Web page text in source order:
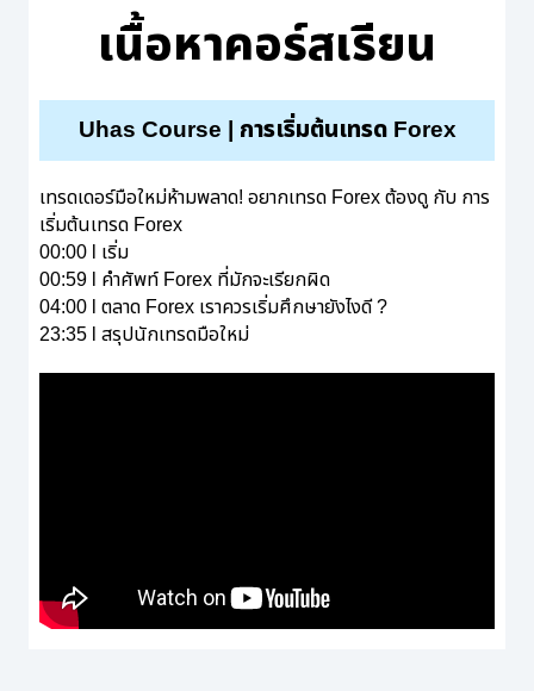
เนื้อหาคอร์สเรียน
Uhas Course | การเริ่มต้นเทรด Forex
เทรดเดอร์มือใหม่ห้ามพลาด! อยากเทรด Forex ต้องดู กับ การ
เริ่มต้นเทรด Forex
00:00 l เริ่ม
00:59 l คำศัพท์ Forex ที่มักจะเรียกผิด
04:00 l ตลาด Forex เราควรเริ่มศึกษายังไงดี ?
23:35 l สรุปนักเทรดมือใหม่